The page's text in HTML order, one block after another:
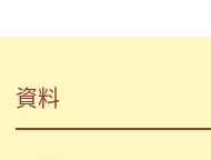
資料